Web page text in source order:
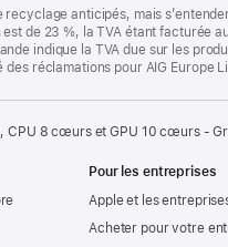
anticipés, mais
de 23 %, la TVA étant facturée
indique la TVA due sur les
réclamations pour AIG Europe
CPU 8 cœurs et GPU 10 cœurs -
Pour les entreprises
Apple et les
Acheter pour votre